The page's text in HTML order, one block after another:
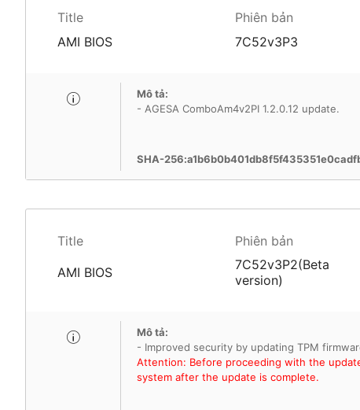
Title Phiên bản
AMI BIOS 7C52v3P3
Mô tả:
- AGESA ComboAm4v2PI 1.2.0.12 update.
SHA-
Title Phiên bản
AMI BIOS
7C52v3P2(Beta
version)
Mô tả:
Attention: Before proceeding with the
system after the update is complete.